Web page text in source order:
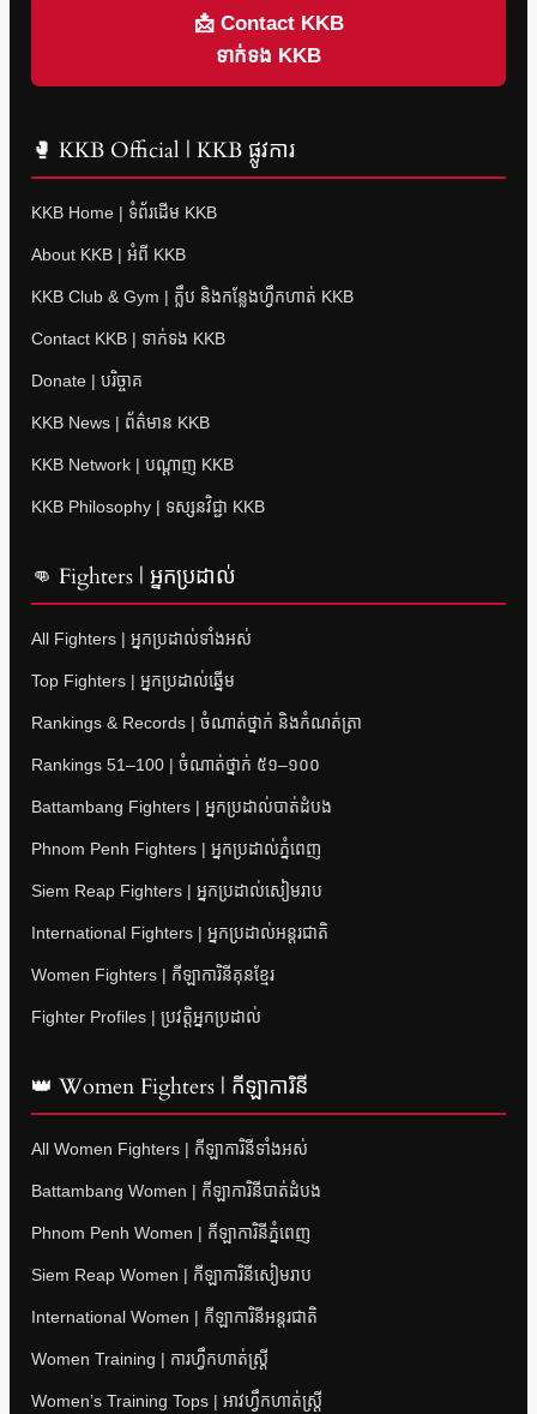
📩 Contact KKB
ទាក់ទង KKB
🥊 KKB Official | KKB ផ្លូវការ
KKB Home | ទំព័រដើម KKB
About KKB | អំពី KKB
KKB Club & Gym | ក្លឹប និងកន្លែងហ្វឹកហាត់ KKB
Contact KKB | ទាក់ទង KKB
Donate | បរិច្ចាគ
KKB News | ព័ត៌មាន KKB
KKB Network | បណ្តាញ KKB
KKB Philosophy | ទស្សនវិជ្ជា KKB
👊 Fighters | អ្នកប្រដាល់
All Fighters | អ្នកប្រដាល់ទាំងអស់
Top Fighters | អ្នកប្រដាល់ឆ្នើម
Rankings & Records | ចំណាត់ថ្នាក់ និងកំណត់ត្រា
Rankings 51–100 | ចំណាត់ថ្នាក់ ៥១–១០០
Battambang Fighters | អ្នកប្រដាល់បាត់ដំបង
Phnom Penh Fighters | អ្នកប្រដាល់ភ្នំពេញ
Siem Reap Fighters | អ្នកប្រដាល់សៀមរាប
International Fighters | អ្នកប្រដាល់អន្តរជាតិ
Women Fighters | កីឡាការិនីគុនខ្មែរ
Fighter Profiles | ប្រវត្តិអ្នកប្រដាល់
👑 Women Fighters | កីឡាការិនី
All Women Fighters | កីឡាការិនីទាំងអស់
Battambang Women | កីឡាការិនីបាត់ដំបង
Phnom Penh Women | កីឡាការិនីភ្នំពេញ
Siem Reap Women | កីឡាការិនីសៀមរាប
International Women | កីឡាការិនីអន្តរជាតិ
Women Training | ការហ្វឹកហាត់ស្ត្រី
Women’s Training Tops | អាវហ្វឹកហាត់ស្ត្រី